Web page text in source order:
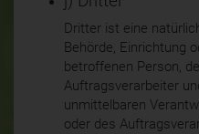
Dritter ist eine
Behörde, Einrichtung
betroffenen Person,
Auftragsverarbeiter
unmittelbaren
oder des